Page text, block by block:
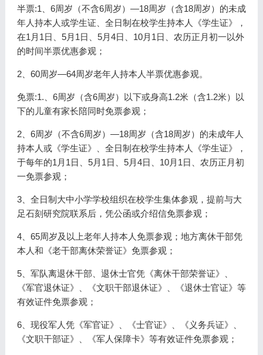
半票:1、6周岁（不含6周岁）—18周岁（含18周岁）的未成
年人持本人或学生证、全日制在校学生持本人《学生证》，
在1月1日、5月1日、5月4日、10月1日、农历正月初一以外
的时间半票优惠参观；
2、60周岁—64周岁老年人持本人半票优惠参观。
免票:1.、6周岁（含6周岁）以下或身高1.2米（含1.2米）以
下的儿童有家长陪同时免票参观；
2、6周岁（不含6周岁）—18周岁（含18周岁）的未成年人
持本人或《学生证》、全日制在校学生持本人《学生证》，
于每年的1月1日、5月1日、5月4日、10月1日、农历正月初
一免票参观；
3、全日制大中小学学校组织在校学生集体参观，提前与大
足石刻研究院联系后，凭公函或介绍信免票参观；
4、65周岁及以上老年人持本人免票参观；地方离休干部凭
本人和《老干部离休荣誉证》免票参观；
5、军队离退休干部、退休士官凭《离休干部荣誉证》、
《军官退休证》、《文职干部退休证》、《退休士官证》等
有效证件免票参观；
6、现役军人凭《军官证》、《士官证》、《义务兵证》、
《文职干部证》、《军人保障卡》等有效证件免票参观；